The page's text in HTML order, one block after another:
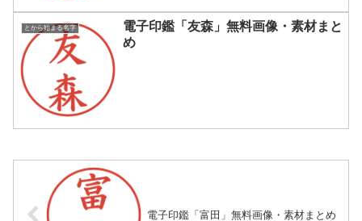
とから始まる名字
電子印鑑「友森」無料画像・素材まと
め
電子印鑑「富田」無料画像・素材まとめ